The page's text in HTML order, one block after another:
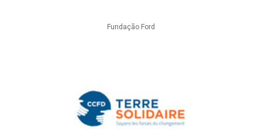
Fundação Ford